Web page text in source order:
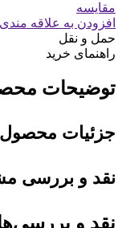
مقایسه
افزودن به علاقه مندی
حمل و نقل
راهنمای خرید
توضیحات
جزئیات محصول
نقد و بررسی
نقد و